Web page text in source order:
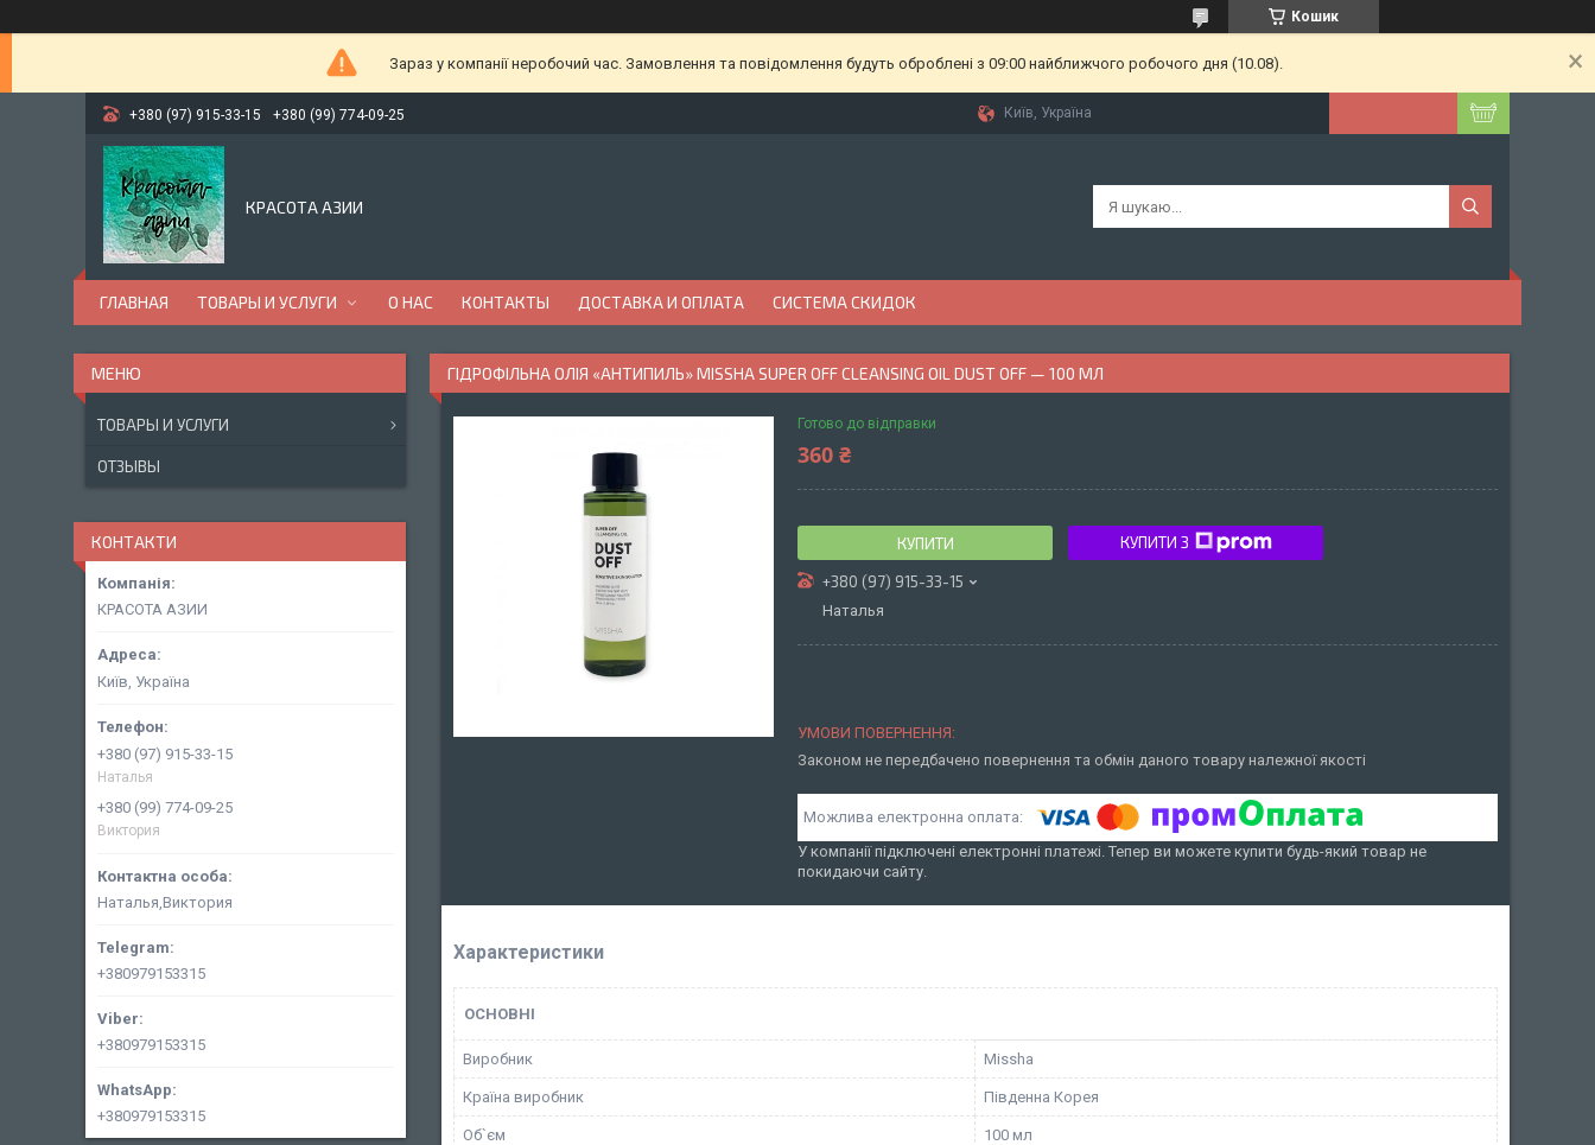
Кошик
Зараз у компанії неробочий час. Замовлення та повідомлення будуть оброблені з 09:00 найближчого робочого дня (10.08).
+380 (97) 915-33-15 +380 (99) 774-09-25 Київ, Україна
КРАСОТА АЗИИ
ГЛАВНАЯ ТОВАРЫ И УСЛУГИ О НАС КОНТАКТЫ ДОСТАВКА И ОПЛАТА СИСТЕМА СКИДОК
ГІДРОФІЛЬНА ОЛІЯ «АНТИПИЛЬ» MISSHA SUPER OFF CLEANSING OIL DUST OFF — 100 МЛ
Готово до відправки
360 ₴
КУПИТИ КУПИТИ З
+380 (97) 915-33-15
Наталья
Законом не передбачено повернення та обмін даного товару належної якості
У компанії підключені електронні платежі. Тепер ви можете купити будь-який товар не
покидаючи сайту.
Характеристики
ОСНОВНІ
Виробник Missha
Країна виробник Південна Корея
Об`єм 100 мл
ТОВАРЫ И УСЛУГИ
ОТЗЫВЫ
КОНТАКТИ
КРАСОТА АЗИИ
Київ, Україна
+380 (97) 915-33-15
Наталья
+380 (99) 774-09-25
Виктория
Наталья,Виктория
+380979153315
+380979153315
+380979153315